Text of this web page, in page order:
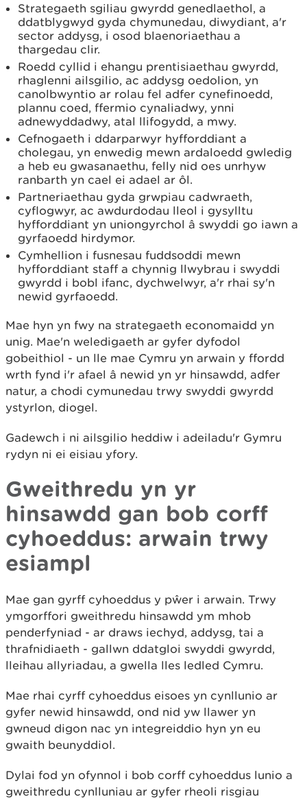
Strategaeth sgiliau gwyrdd genedlaethol, a
ddatblygwyd gyda chymunedau, diwydiant, a'r
sector addysg, i osod blaenoriaethau a
thargedau clir.
Roedd cyllid i ehangu prentisiaethau gwyrdd,
rhaglenni ailsgilio, ac addysg oedolion, yn
canolbwyntio ar rolau fel adfer cynefinoedd,
plannu coed, ffermio cynaliadwy, ynni
adnewyddadwy, atal llifogydd, a mwy.
Cefnogaeth i ddarparwyr hyfforddiant a
cholegau, yn enwedig mewn ardaloedd gwledig
a heb eu gwasanaethu, felly nid oes unrhyw
ranbarth yn cael ei adael ar ôl.
Partneriaethau gyda grwpiau cadwraeth,
cyflogwyr, ac awdurdodau lleol i gysylltu
hyfforddiant yn uniongyrchol â swyddi go iawn a
gyrfaoedd hirdymor.
Cymhellion i fusnesau fuddsoddi mewn
hyfforddiant staff a chynnig llwybrau i swyddi
gwyrdd i bobl ifanc, dychwelwyr, a'r rhai sy'n
newid gyrfaoedd.
Mae hyn yn fwy na strategaeth economaidd yn
unig. Mae'n weledigaeth ar gyfer dyfodol
gobeithiol - un lle mae Cymru yn arwain y ffordd
wrth fynd i'r afael â newid yn yr hinsawdd, adfer
natur, a chodi cymunedau trwy swyddi gwyrdd
ystyrlon, diogel.
Gadewch i ni ailsgilio heddiw i adeiladu'r Gymru
rydyn ni ei eisiau yfory.
Gweithredu yn yr
hinsawdd gan bob corff
cyhoeddus: arwain trwy
esiampl
Mae gan gyrff cyhoeddus y pŵer i arwain. Trwy
ymgorffori gweithredu hinsawdd ym mhob
penderfyniad - ar draws iechyd, addysg, tai a
thrafnidiaeth - gallwn ddatgloi swyddi gwyrdd,
lleihau allyriadau, a gwella lles ledled Cymru.
Mae rhai cyrff cyhoeddus eisoes yn cynllunio ar
gyfer newid hinsawdd, ond nid yw llawer yn
gwneud digon nac yn integreiddio hyn yn eu
gwaith beunyddiol.
Dylai fod yn ofynnol i bob corff cyhoeddus lunio a
gweithredu cynlluniau ar gyfer rheoli risgiau